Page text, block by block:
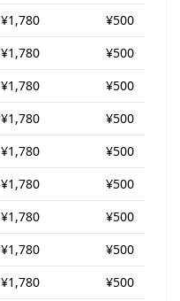
¥1,780
¥500
¥1,780
¥500
¥1,780
¥500
¥1,780
¥500
¥1,780
¥500
¥1,780
¥500
¥1,780
¥500
¥1,780
¥500
¥1,780 ¥500